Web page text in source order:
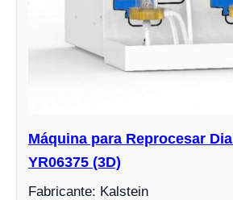
Máquina para Reprocesar
YR06375 (3D)
Fabricante: Kalstein